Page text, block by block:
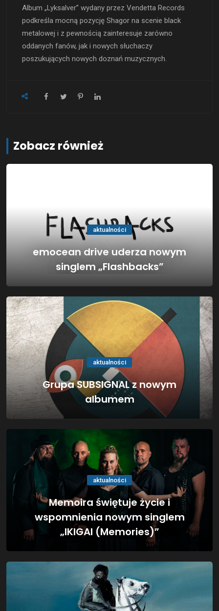
Album „Lyksalver” wydany przez Vendetta Records
podkreśla mocną pozycję Shagor na scenie black
metalowej i z pewnością zainteresuje zarówno
oddanych fanów, jak i nowych słuchaczy
poszukujących nowych doznań muzycznych.
Zobacz również
aktualności
emocean drive uderza nowym
singlem „Flashbacks”
aktualności
Grupa SUBSIGNAL z nowym
albumem
aktualności
Memoira świętuje życie i
wspomnienia nowym singlem
„IKIGAI (Memories)”